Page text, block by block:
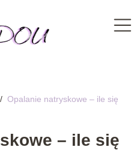
/ Opalanie natryskowe – ile się
– ile się